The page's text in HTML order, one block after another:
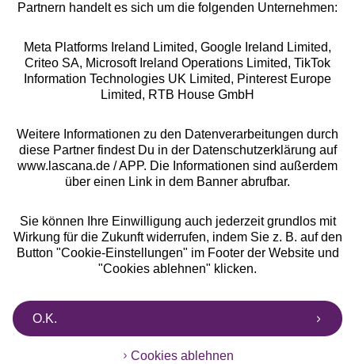
Alle Preise inkl. MwSt., zzgl.
Versandkosten
** Bonität vorausgesetzt, berechtigt zur Bonitätsprüfung
Partnern handelt es sich um die folgenden Unternehmen:
Meta Platforms Ireland Limited, Google Ireland Limited,
Criteo SA, Microsoft Ireland Operations Limited, TikTok
Information Technologies UK Limited, Pinterest Europe
Limited, RTB House GmbH
Weitere Informationen zu den Datenverarbeitungen durch
diese Partner findest Du in der Datenschutzerklärung auf
www.lascana.de / APP. Die Informationen sind außerdem
über einen Link in dem Banner abrufbar.
Sie können Ihre Einwilligung auch jederzeit grundlos mit
Wirkung für die Zukunft widerrufen, indem Sie z. B. auf den
Button "Cookie-Einstellungen" im Footer der Website und
"Cookies ablehnen" klicken.
O.K.
Cookies ablehnen